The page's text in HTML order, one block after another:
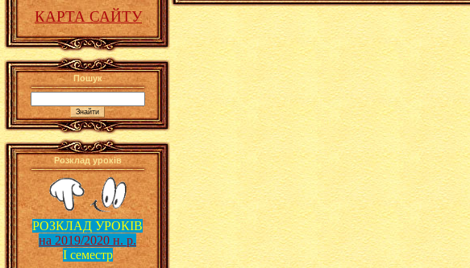
КАРТА САЙТУ
Пошук
Розклад уроків
РОЗКЛАД УРОКІВ
на 2019/2020 н. р.
І семестр